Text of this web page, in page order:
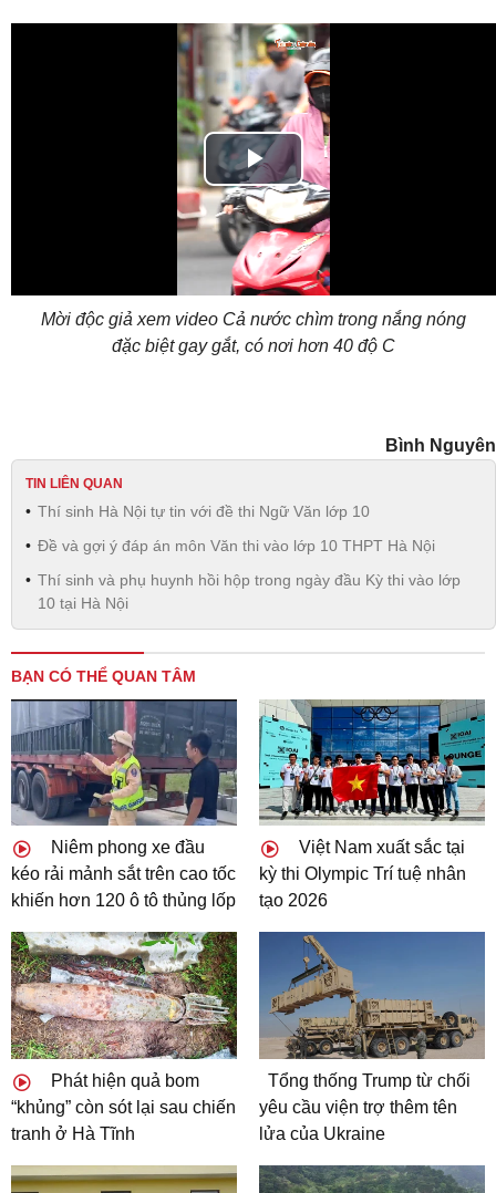
Play
Video
Mời độc giả xem video Cả nước chìm trong nắng nóng
đặc biệt gay gắt, có nơi hơn 40 độ C
Bình Nguyên
TIN LIÊN QUAN
Thí sinh Hà Nội tự tin với đề thi Ngữ Văn lớp 10
Đề và gợi ý đáp án môn Văn thi vào lớp 10 THPT Hà Nội
Thí sinh và phụ huynh hồi hộp trong ngày đầu Kỳ thi vào lớp
10 tại Hà Nội
BẠN CÓ THỂ QUAN TÂM
Niêm phong xe đầu
kéo rải mảnh sắt trên cao tốc
khiến hơn 120 ô tô thủng lốp
Việt Nam xuất sắc tại
kỳ thi Olympic Trí tuệ nhân
tạo 2026
Phát hiện quả bom
“khủng” còn sót lại sau chiến
tranh ở Hà Tĩnh
Tổng thống Trump từ chối
yêu cầu viện trợ thêm tên
lửa của Ukraine